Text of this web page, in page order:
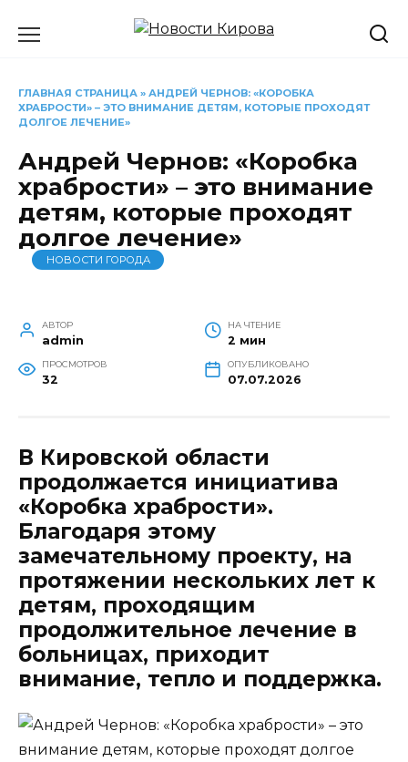
ГЛАВНАЯ СТРАНИЦА » АНДРЕЙ ЧЕРНОВ: «КОРОБКА
ХРАБРОСТИ» – ЭТО ВНИМАНИЕ ДЕТЯМ, КОТОРЫЕ ПРОХОДЯТ
ДОЛГОЕ ЛЕЧЕНИЕ»
Андрей Чернов: «Коробка
храбрости» – это внимание
детям, которые проходят
долгое лечение»
НОВОСТИ ГОРОДА
АВТОР
admin
НА ЧТЕНИЕ
2 мин
ПРОСМОТРОВ
32
ОПУБЛИКОВАНО
07.07.2026
В Кировской области
продолжается инициатива
«Коробка храбрости».
Благодаря этому
замечательному проекту, на
протяжении нескольких лет к
детям, проходящим
продолжительное лечение в
больницах, приходит
внимание, тепло и поддержка.